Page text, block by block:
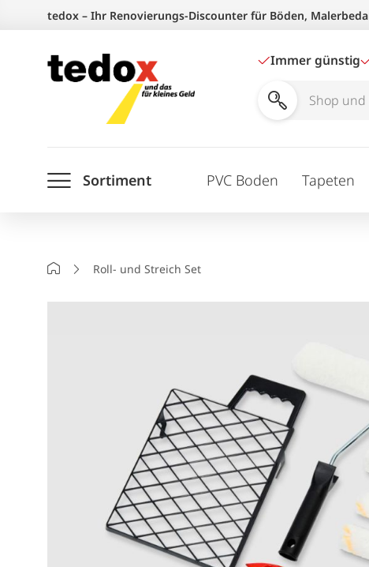
springen
tedox – Ihr Renovierungs-Discounter für Böden,
Immer günstig
Shop
durchsuchen
Sortiment PVC Boden Tapeten
StartseiteRoll- und Streich Set